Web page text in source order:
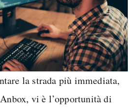
la strada più immediata,
vi è l’opportunità di